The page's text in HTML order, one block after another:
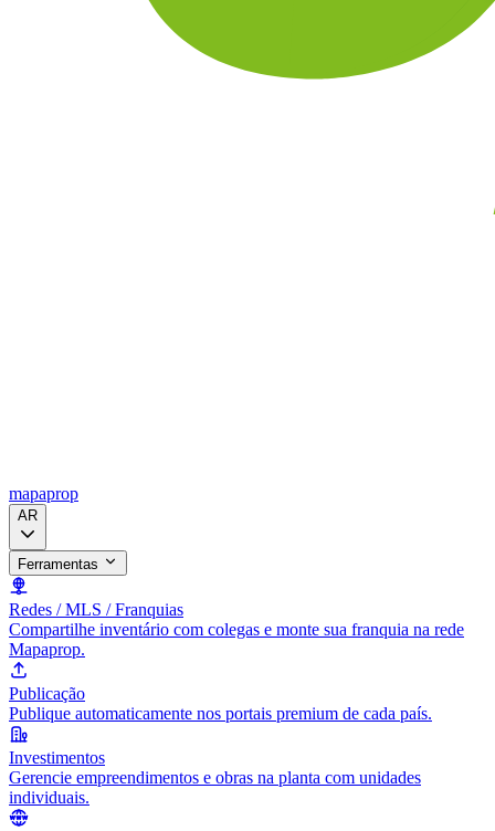
mapaprop
AR
Ferramentas
Redes / MLS / Franquias
Compartilhe inventário com colegas e monte sua franquia na rede
Mapaprop.
Publicação
Publique automaticamente nos portais premium de cada país.
Investimentos
Gerencie empreendimentos e obras na planta com unidades
individuais.